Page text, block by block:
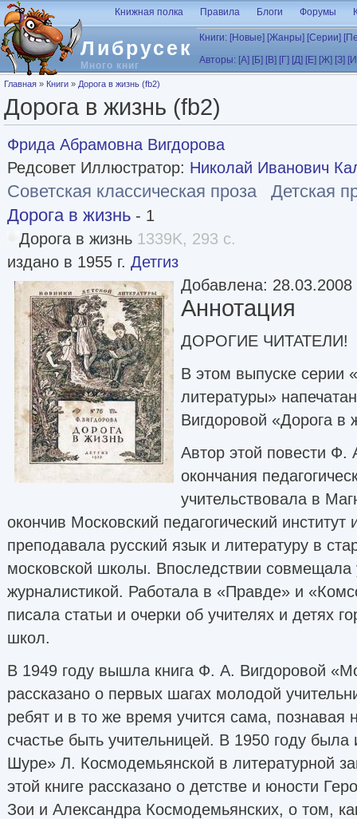
Перейти к основному содержанию
Либрусек
Много книг
Книжная полка Правила Блоги Форумы
Книги: [Новые] [Жанры] [Серии]
Авторы: [А] [Б] [В] [Г] [Д] [Е] [Ж] [З]
Вы здесь
Главная » Книги » Дорога в жизнь (fb2)
Дорога в жизнь (fb2)
Фрида Абрамовна Вигдорова
Редсовет Иллюстратор: Николай Иванович
Советская классическая проза
Детская
Дорога в жизнь - 1
Дорога в жизнь 1339K, 293 с.
издано в 1955 г. Детгиз
Добавлена: 28.03.2008
Аннотация
ДОРОГИЕ ЧИТАТЕЛИ!
В этом выпуске серии
литературы»
Вигдоровой «Дорога в
Автор этой повести Ф.
окончания
учительствовала в
окончив Московский педагогический
преподавала русский язык и литературу в
московской школы. Впоследствии совмещала
журналистикой. Работала в «Правде» и
писала статьи и очерки об учителях и детях
школ.
В 1949 году вышла книга Ф. А. Вигдоровой
рассказано о первых шагах молодой
ребят и в то же время учится сама, познавая
счастье быть учительницей. В 1950 году
Шуре» Л. Космодемьянской в литературной
этой книге рассказано о детстве и юности
Зои и Александра Космодемьянских, о том,